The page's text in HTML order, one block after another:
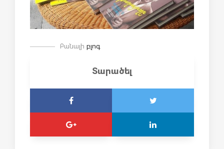
Բանալի բլոգ
Տարածել